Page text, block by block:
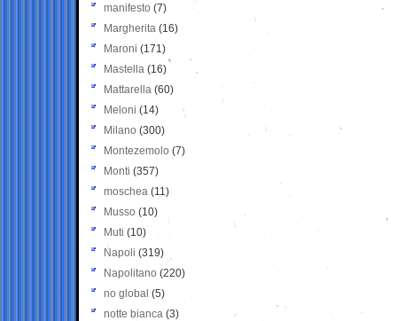
manifesto (7)
Margherita (16)
Maroni (171)
Mastella (16)
Mattarella (60)
Meloni (14)
Milano (300)
Montezemolo (7)
Monti (357)
moschea (11)
Musso (10)
Muti (10)
Napoli (319)
Napolitano (220)
no global (5)
notte bianca (3)